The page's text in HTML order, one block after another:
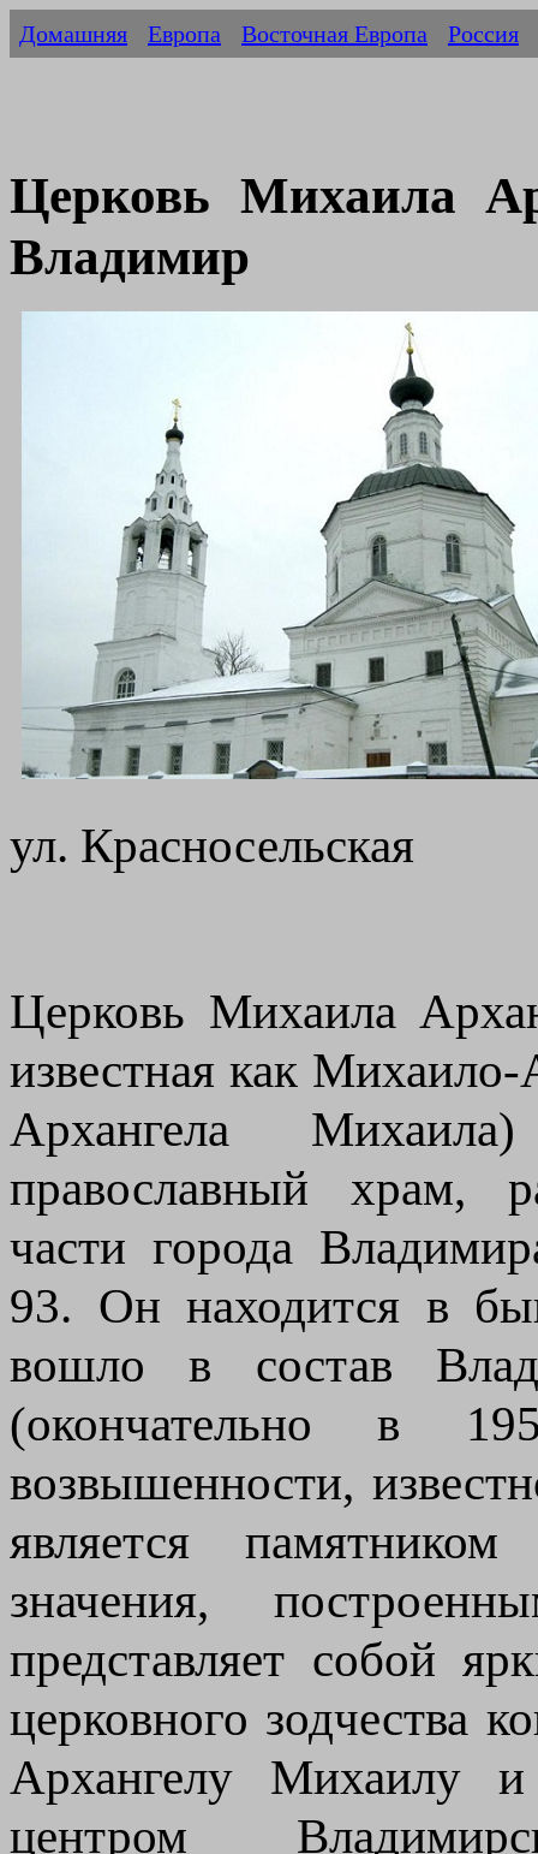
Домашняя Европа Восточная Европа Россия
Церковь Михаила
Владимир
ул. Красносельская
Церковь Михаила
известная как
Архангела
православный храм,
части города
93. Он находится в
вошло в состав
(окончательно в
возвышенности,
является памятником
значения,
представляет собой
церковного зодчества
Архангелу Михаилу
центром